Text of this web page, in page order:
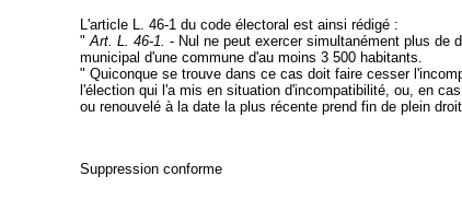
L'article L. 46-1 du code électoral est ainsi rédigé :
"Art. L. 46-1. - Nul ne peut exercer simultanément plus de
municipal d'une commune d'au moins 3 500 habitants.
" Quiconque se trouve dans ce cas doit faire cesser
l'élection qui l'a mis en situation d'incompatibilité, ou, en
ou renouvelé à la date la plus récente prend fin de plein
Suppression conforme